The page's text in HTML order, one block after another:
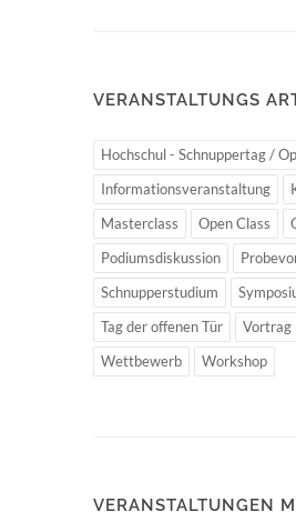
VERANSTALTUNGS
Hochschul - Schnuppertag /
Informationsveranstaltung
Masterclass
Open Class
Podiumsdiskussion
Schnupperstudium
Tag der offenen Tür
Vortrag
Wettbewerb
Workshop
VERANSTALTUNGEN